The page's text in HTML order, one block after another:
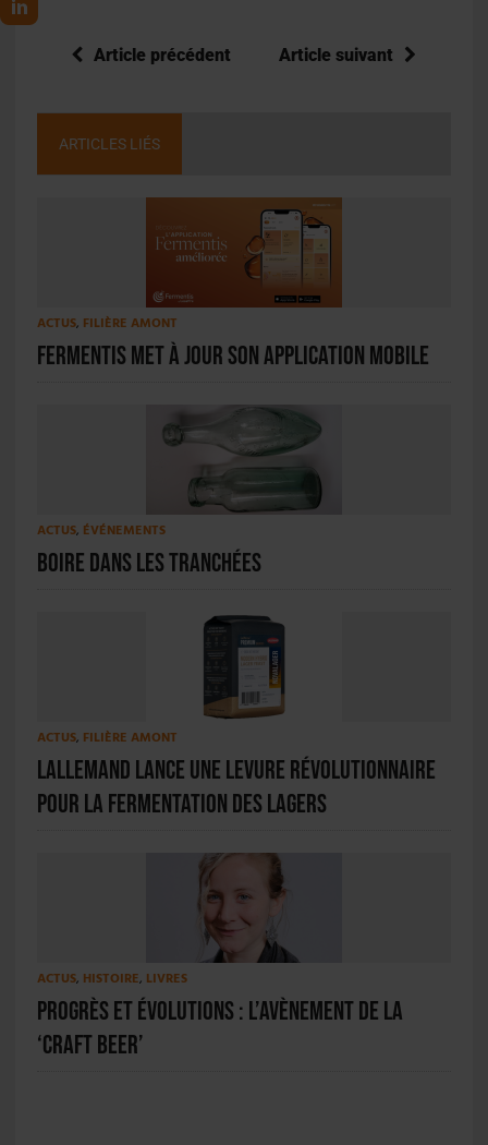
Article précédent Article suivant
ARTICLES LIÉS
ACTUS, FILIÈRE AMONT
Fermentis met à jour son application mobile
ACTUS, ÉVÉNEMENTS
Boire dans les tranchées
ACTUS, FILIÈRE AMONT
Lallemand lance une levure révolutionnaire
pour la fermentation des Lagers
ACTUS, HISTOIRE, LIVRES
Progrès et évolutions : l’avènement de la
‘craft beer’